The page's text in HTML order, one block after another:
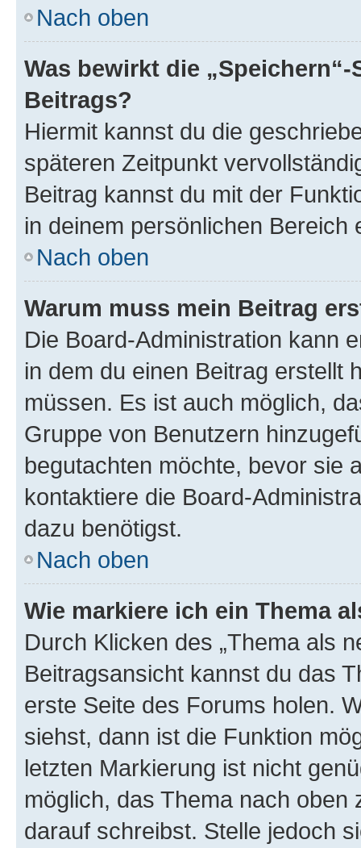
Nach oben
Was bewirkt die
Beitrags?
Hiermit kannst du die
späteren Zeitpunkt
Beitrag kannst du mit der
in deinem persönlichen Bereich
Nach oben
Warum muss mein Beitrag
Die Board-Administration kann
in dem du einen Beitrag erstellt
müssen. Es ist auch möglich,
Gruppe von Benutzern
begutachten möchte, bevor sie
kontaktiere die Board-
dazu benötigst.
Nach oben
Wie markiere ich ein Thema
Durch Klicken des „Thema als
Beitragsansicht kannst du das
erste Seite des Forums holen.
siehst, dann ist die Funktion
letzten Markierung ist nicht
möglich, das Thema nach oben
darauf schreibst. Stelle jedoch